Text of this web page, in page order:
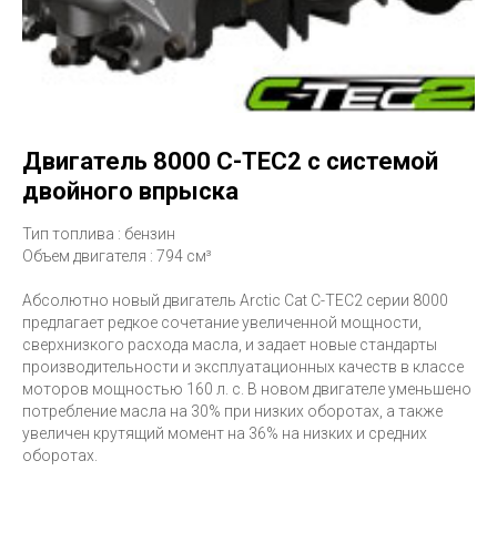
Двигатель 8000 C-TEC2 с системой
двойного впрыска
Тип топлива : бензин
Объем двигателя : 794 см³
Абсолютно новый двигатель Arctic Cat C-TEC2 серии 8000
предлагает редкое сочетание увеличенной мощности,
сверхнизкого расхода масла, и задает новые стандарты
производительности и эксплуатационных качеств в классе
моторов мощностью 160 л. с. В новом двигателе уменьшено
потребление масла на 30% при низких оборотах, а также
увеличен крутящий момент на 36% на низких и средних
оборотах.